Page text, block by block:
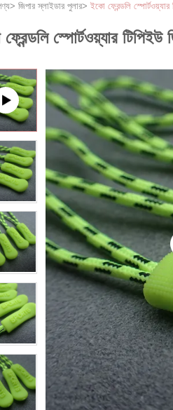
> জিপার স্লাইডার পুলার> ইকো ফ্রেন্ডলি স্পোর্টওয়্যার
স্পোর্টওয়্যার টিপিইউ